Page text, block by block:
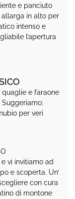
e panciuto
in alto per
intenso e
l’apertura
quaglie e faraone
per veri
vi invitiamo ad
e scoperta. Un’
con cura
di montone